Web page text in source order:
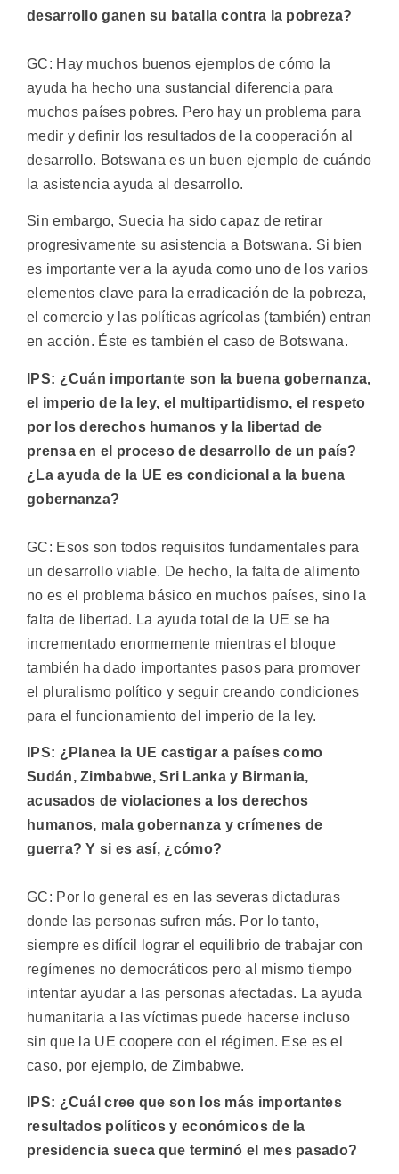
desarrollo ganen su batalla contra la pobreza?
GC: Hay muchos buenos ejemplos de cómo la
ayuda ha hecho una sustancial diferencia para
muchos países pobres. Pero hay un problema para
medir y definir los resultados de la cooperación al
desarrollo. Botswana es un buen ejemplo de cuándo
la asistencia ayuda al desarrollo.
Sin embargo, Suecia ha sido capaz de retirar
progresivamente su asistencia a Botswana. Si bien
es importante ver a la ayuda como uno de los varios
elementos clave para la erradicación de la pobreza,
el comercio y las políticas agrícolas (también) entran
en acción. Éste es también el caso de Botswana.
IPS: ¿Cuán importante son la buena gobernanza,
el imperio de la ley, el multipartidismo, el respeto
por los derechos humanos y la libertad de
prensa en el proceso de desarrollo de un país?
¿La ayuda de la UE es condicional a la buena
gobernanza?
GC: Esos son todos requisitos fundamentales para
un desarrollo viable. De hecho, la falta de alimento
no es el problema básico en muchos países, sino la
falta de libertad. La ayuda total de la UE se ha
incrementado enormemente mientras el bloque
también ha dado importantes pasos para promover
el pluralismo político y seguir creando condiciones
para el funcionamiento del imperio de la ley.
IPS: ¿Planea la UE castigar a países como
Sudán, Zimbabwe, Sri Lanka y Birmania,
acusados de violaciones a los derechos
humanos, mala gobernanza y crímenes de
guerra? Y si es así, ¿cómo?
GC: Por lo general es en las severas dictaduras
donde las personas sufren más. Por lo tanto,
siempre es difícil lograr el equilibrio de trabajar con
regímenes no democráticos pero al mismo tiempo
intentar ayudar a las personas afectadas. La ayuda
humanitaria a las víctimas puede hacerse incluso
sin que la UE coopere con el régimen. Ese es el
caso, por ejemplo, de Zimbabwe.
IPS: ¿Cuál cree que son los más importantes
resultados políticos y económicos de la
presidencia sueca que terminó el mes pasado?